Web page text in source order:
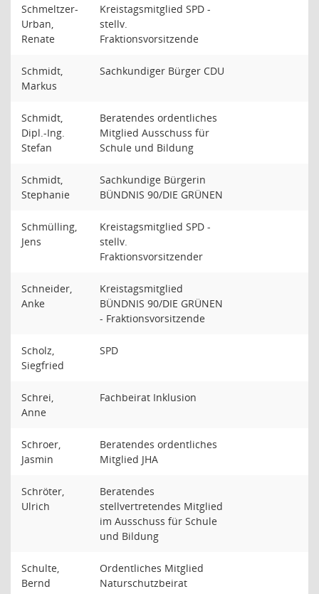
Schmeltzer-
Urban,
Renate
Kreistagsmitglied SPD -
stellv.
Fraktionsvorsitzende
Schmidt,
Markus
Sachkundiger Bürger CDU
Schmidt,
Dipl.-Ing.
Stefan
Beratendes ordentliches
Mitglied Ausschuss für
Schule und Bildung
Schmidt,
Stephanie
Sachkundige Bürgerin
BÜNDNIS 90/DIE GRÜNEN
Schmülling,
Jens
Kreistagsmitglied SPD -
stellv.
Fraktionsvorsitzender
Schneider,
Anke
Kreistagsmitglied
BÜNDNIS 90/DIE GRÜNEN
- Fraktionsvorsitzende
Scholz,
Siegfried
SPD
Schrei,
Anne
Fachbeirat Inklusion
Schroer,
Jasmin
Beratendes ordentliches
Mitglied JHA
Schröter,
Ulrich
Beratendes
stellvertretendes Mitglied
im Ausschuss für Schule
und Bildung
Schulte,
Bernd
Ordentliches Mitglied
Naturschutzbeirat